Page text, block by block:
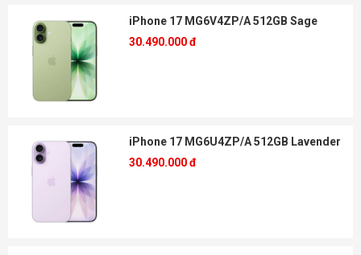
iPhone 17 MG6V4ZP/A 512GB Sage
30.490.000 đ
iPhone 17 MG6U4ZP/A 512GB Lavender
30.490.000 đ